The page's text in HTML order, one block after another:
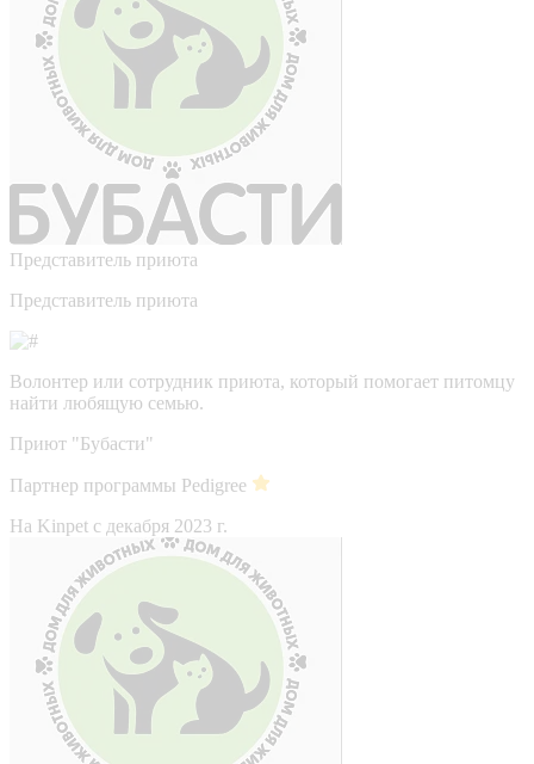
Представитель приюта
Представитель приюта
Волонтер или сотрудник приюта, который помогает питомцу
найти любящую семью.
Приют "Бубасти"
Партнер программы Pedigree
На Kinpet c декабря 2023 г.